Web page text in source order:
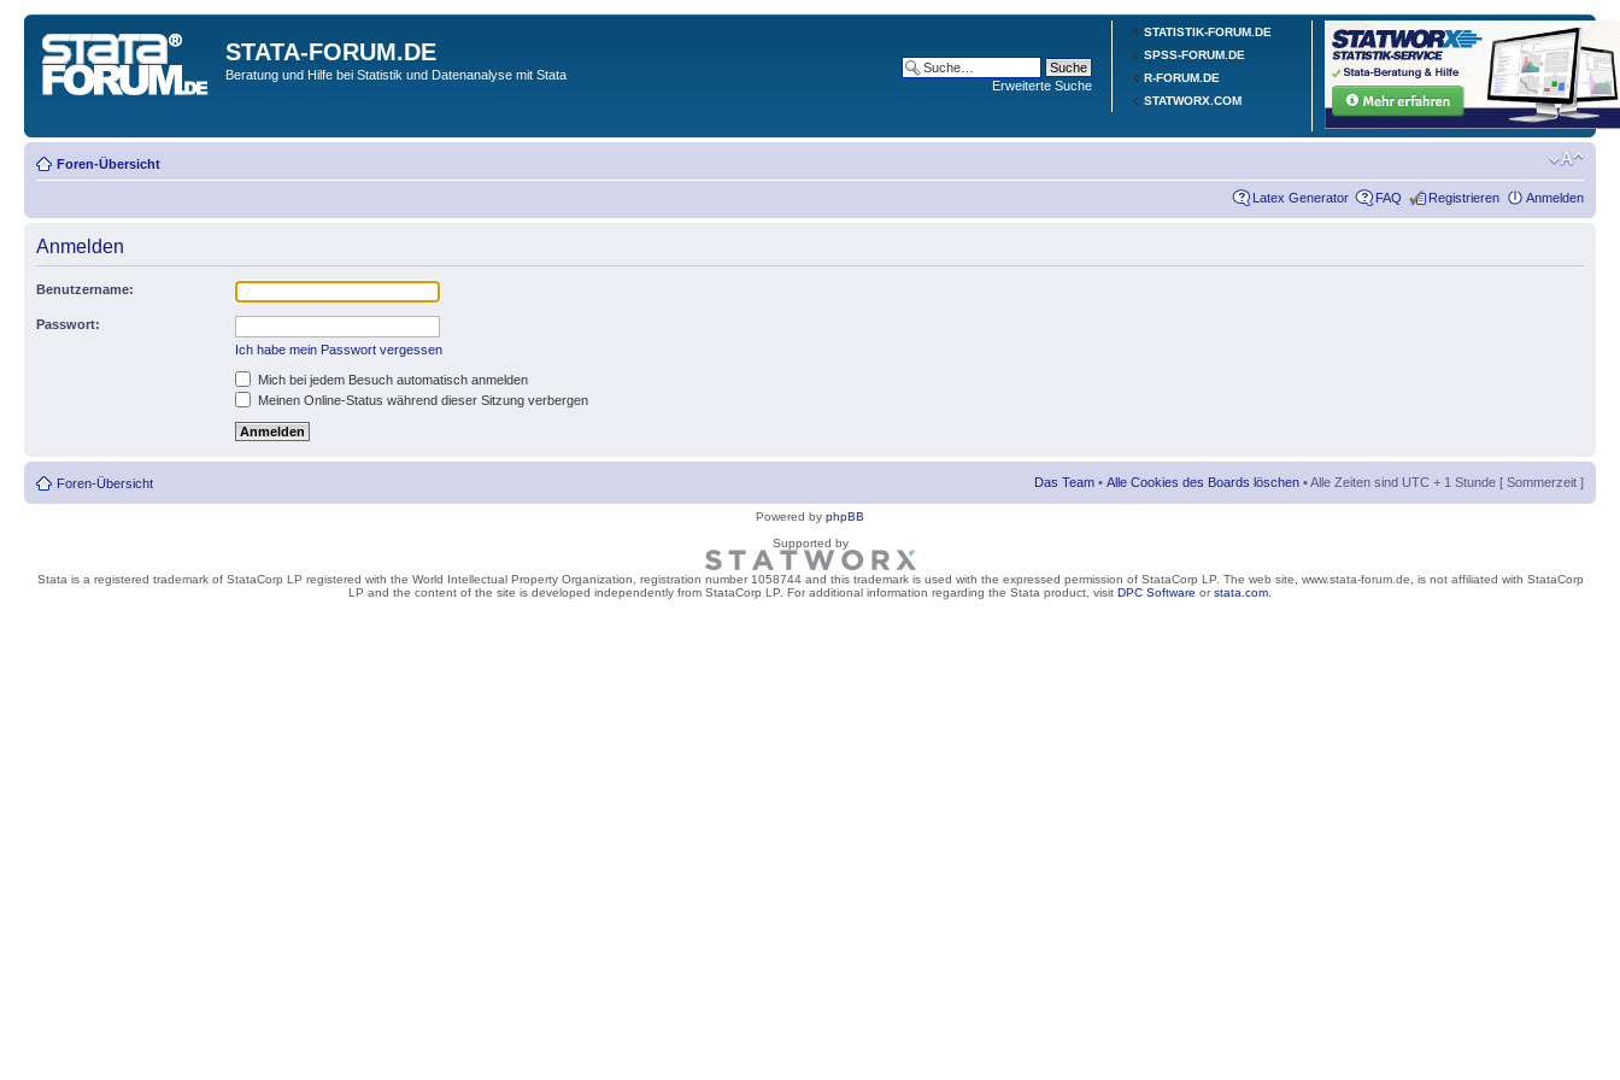
STATISTIK-FORUM.DE
SPSS-FORUM.DE
R-FORUM.DE
STATWORX.COM
STATA-FORUM.DE
Beratung und Hilfe bei Statistik und Datenanalyse mit Stata
Erweiterte Suche
Foren-Übersicht
Latex Generator FAQ Registrieren Anmelden
Anmelden
Benutzername:
Passwort:
Ich habe mein Passwort vergessen
Mich bei jedem Besuch automatisch anmelden
Meinen Online-Status während dieser Sitzung verbergen
Foren-Übersicht Das Team • Alle Cookies des Boards löschen • Alle Zeiten sind UTC + 1 Stunde [ Sommerzeit ]
Powered by phpBB
Supported by
Stata is a registered trademark of StataCorp LP registered with the World Intellectual Property Organization, registration number 1058744 and this trademark is used with the expressed permission of StataCorp LP. The web site, www.stata-forum.de, is not affiliated with StataCorp
LP and the content of the site is developed independently from StataCorp LP. For additional information regarding the Stata product, visit DPC Software orstata.com